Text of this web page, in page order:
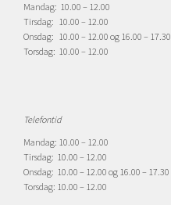
Mandag: 10.00 – 12.00
Tirsdag: 10.00 – 12.00
Onsdag: 10.00 – 12.00 og 16.00 – 17.30
Torsdag: 10.00 – 12.00
Telefontid
Mandag: 10.00 – 12.00
Tirsdag: 10.00 – 12.00
Onsdag: 10.00 – 12.00 og 16.00 – 17.30
Torsdag: 10.00 – 12.00